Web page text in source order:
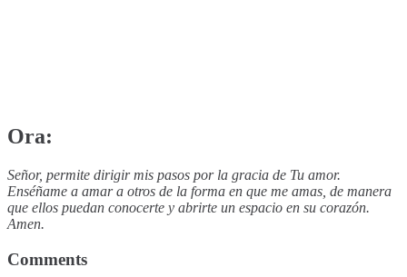
Ora:
Señor, permite dirigir mis pasos por la gracia de Tu amor.
Enséñame a amar a otros de la forma en que me amas, de manera
que ellos puedan conocerte y abrirte un espacio en su corazón.
Amen.
Comments